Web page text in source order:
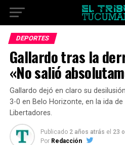
DEPORTES
Gallardo tras la
«No salió
Gallardo dejó en claro su
3-0 en Belo Horizonte, en la ida
Libertadores.
Publicado 2 años atrás el 23
Por Redacción